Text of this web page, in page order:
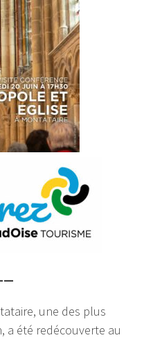
une des plus
a été redécouverte au